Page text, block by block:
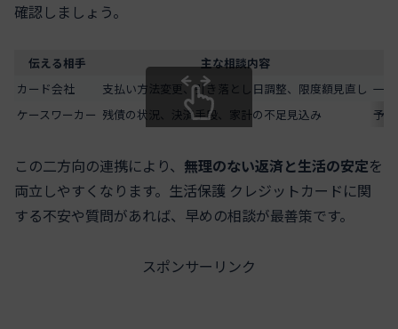
確認しましょう。
伝える相手
主な相談内容
カード会社
支払い方法変更、引き落とし日調整、限度額見直し 一
ケースワーカー 残債の状況、決済手段、家計の不足見込み 予
スクロールできます
この二方向の連携により、 無理のない返済と生活の安定を
両立しやすくなります。生活保護 クレジットカードに関
する不安や質問があれば、早めの相談が最善策です。
スポンサーリンク